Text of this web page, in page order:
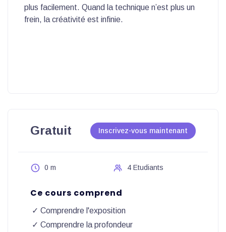
plus facilement. Quand la technique n’est plus un
frein, la créativité est infinie.
Gratuit Inscrivez-vous maintenant
0 m 4 Etudiants
Ce cours comprend
Comprendre l'exposition
Comprendre la profondeur